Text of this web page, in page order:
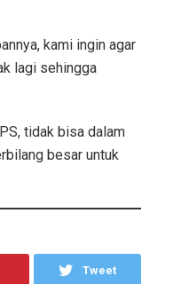
kami ingin agar
lagi sehingga
tidak bisa dalam
besar untuk
Tweet